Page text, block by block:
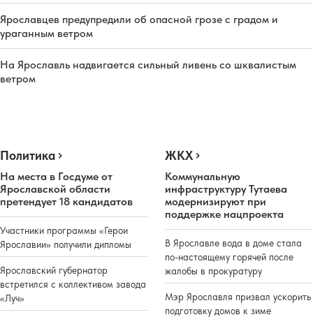
Ярославцев предупредили об опасной грозе с градом и
ураганным ветром
На Ярославль надвигается сильный ливень со шквалистым
ветром
Политика
На места в Госдуме от
Ярославской области
претендует 18 кандидатов
Участники программы «Герои
Ярославии» получили дипломы
Ярославский губернатор
встретился с коллективом завода
«Луч»
ЖКХ
Коммунальную
инфраструктуру Тутаева
модернизируют при
поддержке нацпроекта
В Ярославле вода в доме стала
по-настоящему горячей после
жалобы в прокуратуру
Мэр Ярославля призвал ускорить
подготовку домов к зиме